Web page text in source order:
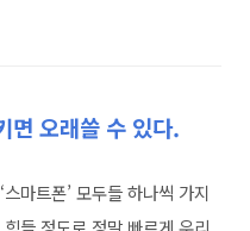
면 오래쓸 수 있다.
마트폰’ 모두들 하나씩 가지